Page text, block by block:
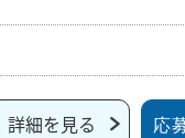
詳細を見る 応